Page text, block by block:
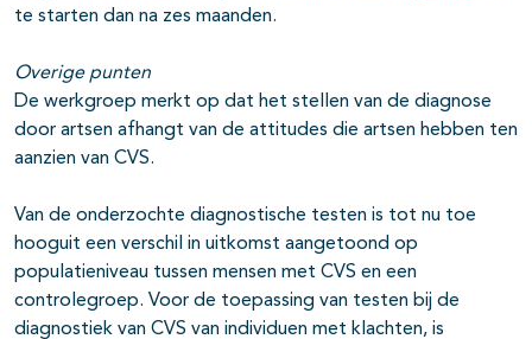
te starten dan na zes maanden.
Overige punten
De werkgroep merkt op dat het stellen van de diagnose
door artsen afhangt van de attitudes die artsen hebben ten
aanzien van CVS.
Van de onderzochte diagnostische testen is tot nu toe
hooguit een verschil in uitkomst aangetoond op
populatieniveau tussen mensen met CVS en een
controlegroep. Voor de toepassing van testen bij de
diagnostiek van CVS van individuen met klachten, is